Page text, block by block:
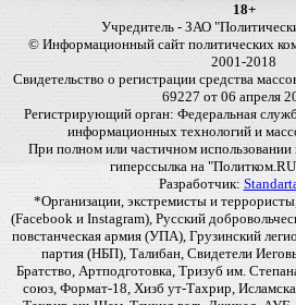
18+
Учредитель - ЗАО
© Информационный сайт политических
2001-2018
Свидетельство о регистрации средства
69227 от 06 апреля
Регистрирующий орган: Федеральная
информационных технологий и
При полном или частичном использовании
гиперссылка на
Разработчик:
*Организации, экстремисты и
(Facebook и Instagram), Русский
повстанческая армия (УПА), Грузинский
партия (НБП), Талибан, Свидетели
Братство, Артподготовка, Тризуб им.
союз, Формат-18, Хизб ут-Тахрир,